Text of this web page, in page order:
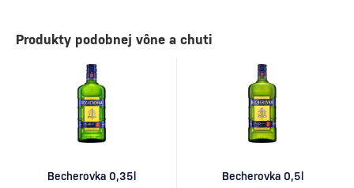
Produkty podobnej vône a chuti
Becherovka 0,35l Becherovka 0,5l